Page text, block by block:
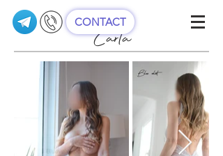
CONTACT
Carla